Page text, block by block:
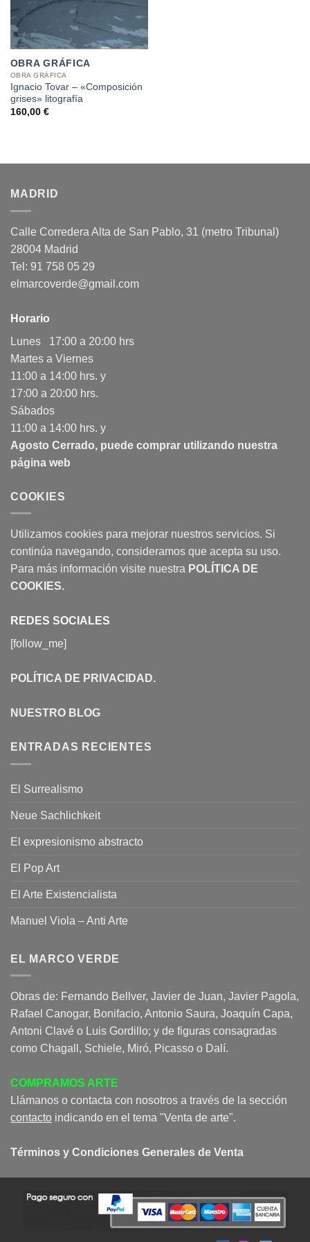
OBRA GRÁFICA
OBRA GRÁFICA
Ignacio Tovar – «Composición
grises» litografía
160,00 €
MADRID
Calle Corredera Alta de San Pablo, 31 (metro Tribunal)
28004 Madrid
Tel: 91 758 05 29
elmarcoverde@gmail.com
Horario
Lunes 17:00 a 20:00 hrs
Martes a Viernes
11:00 a 14:00 hrs. y
17:00 a 20:00 hrs.
Sábados
11:00 a 14:00 hrs. y
Agosto Cerrado, puede comprar utilizando nuestra
página web
COOKIES
Utilizamos cookies para mejorar nuestros servicios. Si
continúa navegando, consideramos que acepta su uso.
Para más información visite nuestra POLÍTICA DE
COOKIES.
REDES SOCIALES
[follow_me]
POLÍTICA DE PRIVACIDAD.
NUESTRO BLOG
ENTRADAS RECIENTES
El Surrealismo
Neue Sachlichkeit
El expresionismo abstracto
El Pop Art
El Arte Existencialista
Manuel Viola – Anti Arte
EL MARCO VERDE
Obras de: Fernando Bellver, Javier de Juan, Javier Pagola,
Rafael Canogar, Bonifacio, Antonio Saura, Joaquín Capa,
Antoni Clavé o Luis Gordillo; y de figuras consagradas
como Chagall, Schiele, Miró, Picasso o Dalí.
COMPRAMOS ARTE
Llámanos o contacta con nosotros a través de la sección
contacto indicando en el tema "Venta de arte".
Términos y Condiciones Generales de Venta